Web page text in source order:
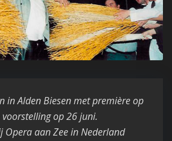
in Alden Biesen met première op
op 26 juni.
Opera aan Zee in Nederland